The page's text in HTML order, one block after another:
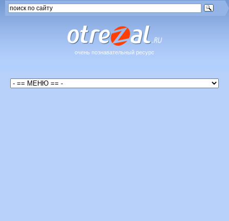
очень познавательный ресурс